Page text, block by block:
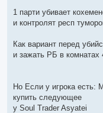
1 парти убивает
и контролят респ
Как вариант перед
и зажать РБ в комнатах
Но Если у игрока есть:
купить следующее
у Soul Trader Asyatei